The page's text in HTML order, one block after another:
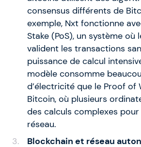
consensus différents de
exemple, Nxt fonctionne
Stake (PoS), un système où
valident les transactions
puissance de calcul
modèle consomme
d’électricité que le Proof of
Bitcoin, où plusieurs
des calculs complexes
réseau.
Blockchain et réseau